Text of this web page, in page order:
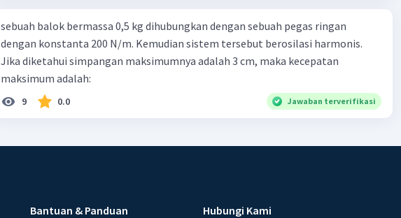
sebuah balok bermassa 0,5 kg dihubungkan dengan sebuah pegas ringan
dengan konstanta 200 N/m. Kemudian sistem tersebut berosilasi harmonis.
Jika diketahui simpangan maksimumnya adalah 3 cm, maka kecepatan
maksimum adalah:
9 0.0 Jawaban terverifikasi
Bantuan & Panduan Hubungi Kami